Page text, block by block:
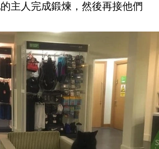
主人完成鍛煉，然後再接他們